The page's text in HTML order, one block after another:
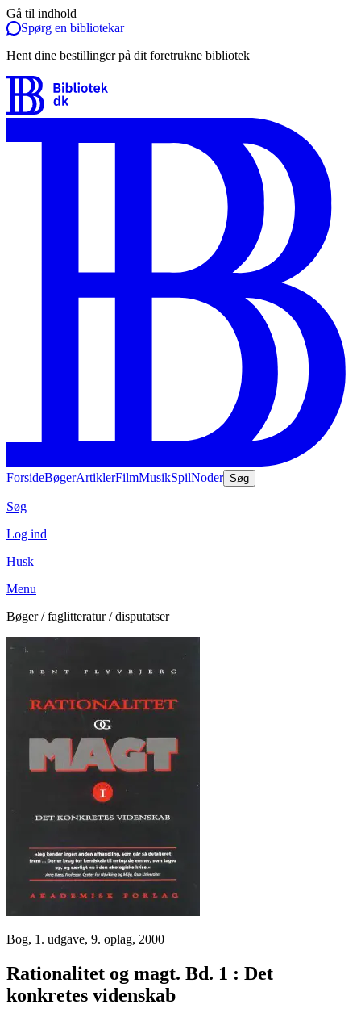
Gå til indhold
Spørg en bibliotekar
Hent dine bestillinger på dit foretrukne bibliotek
ForsideBøgerArtiklerFilmMusikSpilNoder Søg
Søg
Log ind
Husk
Menu
Bøger / faglitteratur / disputatser
Bog, 1. udgave, 9. oplag, 2000
Rationalitet og magt. Bd. 1 : Det
konkretes videnskab